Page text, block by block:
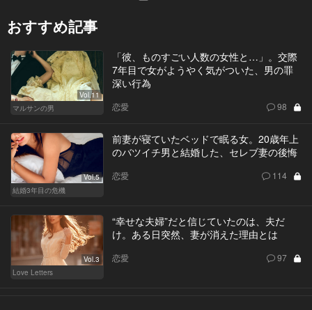
おすすめ記事
Vol.11
マルサンの男
「彼、ものすごい人数の女性と…」。交際
7年目で女がようやく気がついた、男の罪
深い行為
恋愛 98
Vol.5
結婚3年目の危機
前妻が寝ていたベッドで眠る女。20歳年上
のバツイチ男と結婚した、セレブ妻の後悔
恋愛 114
Vol.3
Love Letters
“幸せな夫婦”だと信じていたのは、夫だ
け。ある日突然、妻が消えた理由とは
恋愛 97